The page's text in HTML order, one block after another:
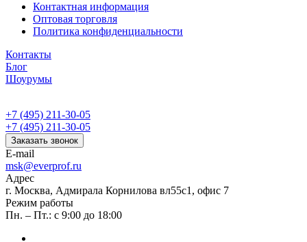
Контактная информация
Оптовая торговля
Политика конфиденциальности
Контакты
Блог
Шоурумы
+7 (495) 211-30-05
+7 (495) 211-30-05
Заказать звонок
E-mail
msk@everprof.ru
Адрес
г. Москва, Адмирала Корнилова вл55с1, офис 7
Режим работы
Пн. – Пт.: с 9:00 до 18:00